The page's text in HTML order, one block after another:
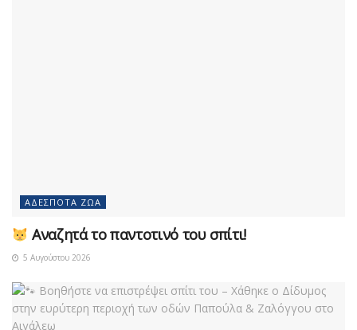
ΑΔΈΣΠΟΤΑ ΖΏΑ
Αναζητά το παντοτινό του σπίτι!
5 Αυγούστου 2026